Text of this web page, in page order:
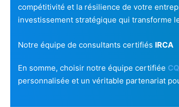
compétitivité et la résilience de votre
investissement stratégique qui transforme
Notre équipe de consultants certifiés IRCA
En somme, choisir notre équipe certifiée
personnalisée et un véritable partenariat